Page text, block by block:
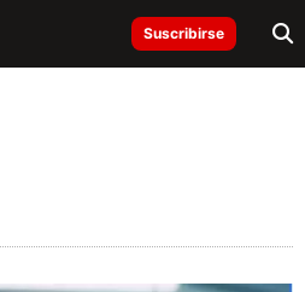
Suscribirse